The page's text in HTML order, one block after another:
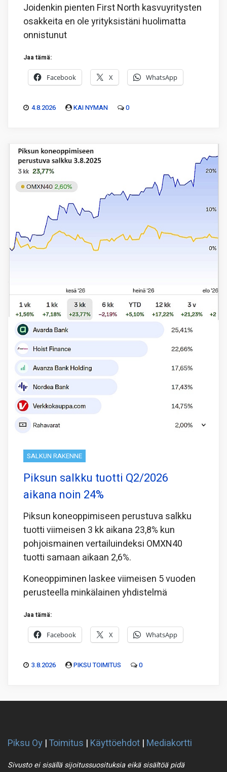
Joidenkin pienten First North kasvuyritysten
osakkeita en ole yrityksistäni huolimatta
onnistunut
Jaa tämä:
Facebook X WhatsApp
4.8.2026 KAI NYMAN 0
SALKUN RAKENNE
Piksun salkku tuotti Q2/2026
aikana noin 24%
Piksun koneoppimiseen perustuva salkku
tuotti viimeisen 3 kk aikana 23,8% kun
pohjoismainen vertailuindeksi OMXN40
tuotti samaan aikaan 2,6%.
Koneoppiminen laskee viimeisen 5 vuoden
perusteella minkälainen yhdistelmä
Jaa tämä:
Facebook X WhatsApp
3.8.2026 PIKSU TOIMITUS 0
Piksu Oy |Toimitus | Käyttöehdot | Mediakortti
Sivusto ei sisällä sijoitussuosituksia eikä sisältöä pidä